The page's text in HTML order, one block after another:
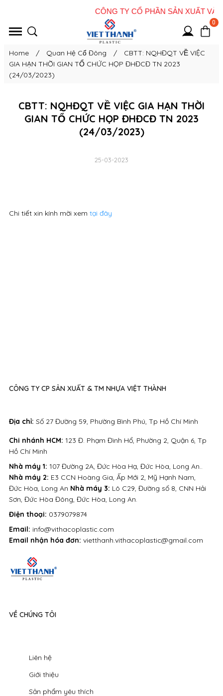
0
Home / Quan Hệ Cổ Đông /
CBTT: NQHĐQT VỀ VIỆC
GIA HẠN THỜI GIAN TỔ CHỨC HỌP ĐHĐCĐ TN 2023
(24/03/2023)
CBTT: NQHĐQT VỀ VIỆC GIA HẠN THỜI
GIAN TỔ CHỨC HỌP ĐHĐCĐ TN 2023
(24/03/2023)
25-03-2023
Chi tiết xin kính mời xem tại đây
VỀ CHÚNG TÔI
Liên hệ
Giới thiệu
Sản phẩm yêu thích
Địa chỉ: Số 27 Đường 59, Phường Bình Phú, Tp Hồ Chí Minh
Điện thoại: 0379079874
Email: info@vithacoplastic.com
Email nhận hóa đơn: vietthanh.vithacoplastic@gmail.com
CÔNG TY CP SẢN XUẤT & TM NHỰA VIỆT THÀNH
Nhà máy 1: 107 Đường 2A, Đức Hòa Hạ, Đức Hòa, Long An..
Nhà máy 2: E3 CCN Hoàng Gia, Ấp Mới 2, Mỹ Hạnh Nam,
Đức Hòa, Long An Nhà máy 3: Lô C29, Đường số 8, CNN Hải
Sơn, Đức Hòa Đông, Đức Hòa, Long An.
Chi nhánh HCM: 123 Đ. Phạm Đình Hổ, Phường 2, Quận 6, Tp
Hồ Chí Minh